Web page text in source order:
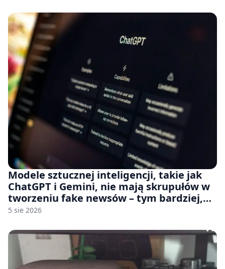
Modele sztucznej inteligencji, takie jak
ChatGPT i Gemini, nie mają skrupułów w
tworzeniu fake newsów – tym bardziej,
jeśli rozmawiasz z nimi po polsku
5 sie 2026